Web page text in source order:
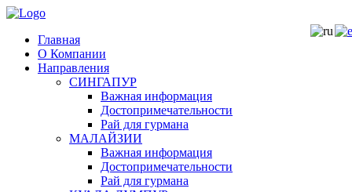
Главная
О Компании
Направления
СИНГАПУР
Важная информация
Достопримечательности
Рай для гурмана
МАЛАЙЗИИ
Важная информация
Достопримечательности
Рай для гурмана